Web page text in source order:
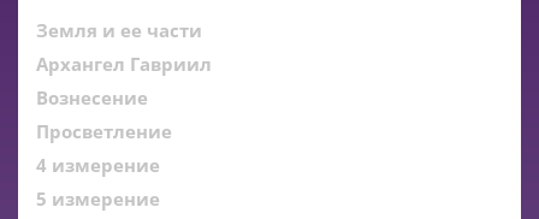
Земля и ее части
Архангел Гавриил
Вознесение
Просветление
4 измерение
5 измерение